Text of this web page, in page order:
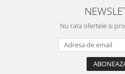
Nu rata ofertele si